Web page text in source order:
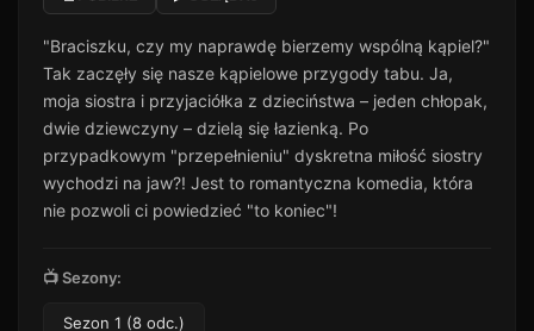
"Braciszku, czy my naprawdę bierzemy wspólną kąpiel?"
Tak zaczęły się nasze kąpielowe przygody tabu. Ja,
moja siostra i przyjaciółka z dzieciństwa – jeden chłopak,
dwie dziewczyny – dzielą się łazienką. Po
przypadkowym "przepełnieniu" dyskretna miłość siostry
wychodzi na jaw?! Jest to romantyczna komedia, która
nie pozwoli ci powiedzieć "to koniec"!
📺 Sezony:
Sezon 1 (8 odc.)